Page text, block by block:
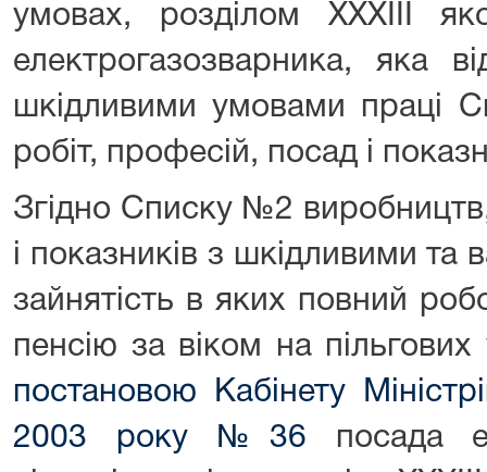
умовах, розділом ХХХIII
електрогазозварника, яка
шкідливими умовами праці
робіт, професій, посад і
Згідно Списку №2
і показників з шкідливими
зайнятість в яких повний
пенсію за віком на
постановою Кабінету
2003 року №36 посада